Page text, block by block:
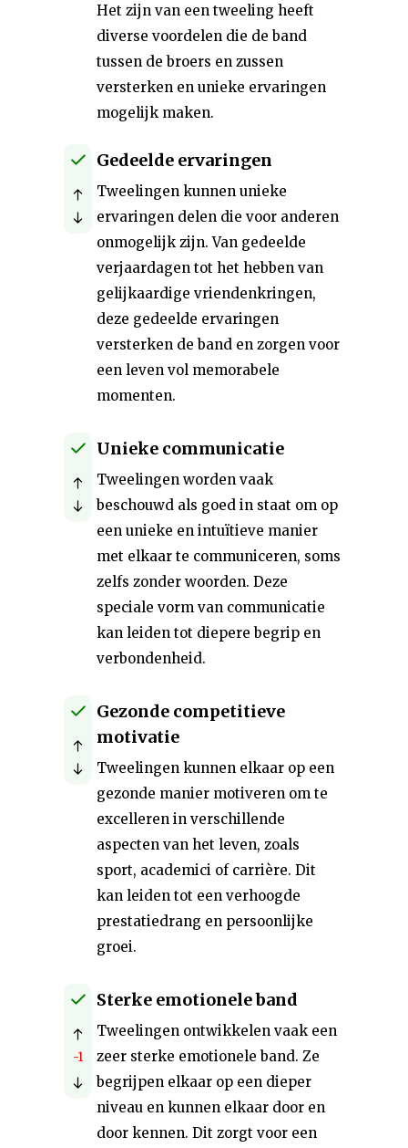
Het zijn van een tweeling heeft
diverse voordelen die de band
tussen de broers en zussen
versterken en unieke ervaringen
mogelijk maken.
Gedeelde ervaringen
Tweelingen kunnen unieke
ervaringen delen die voor anderen
onmogelijk zijn. Van gedeelde
verjaardagen tot het hebben van
gelijkaardige vriendenkringen,
deze gedeelde ervaringen
versterken de band en zorgen voor
een leven vol memorabele
momenten.
Unieke communicatie
Tweelingen worden vaak
beschouwd als goed in staat om op
een unieke en intuïtieve manier
met elkaar te communiceren, soms
zelfs zonder woorden. Deze
speciale vorm van communicatie
kan leiden tot diepere begrip en
verbondenheid.
Gezonde competitieve
motivatie
Tweelingen kunnen elkaar op een
gezonde manier motiveren om te
excelleren in verschillende
aspecten van het leven, zoals
sport, academici of carrière. Dit
kan leiden tot een verhoogde
prestatiedrang en persoonlijke
groei.
-1
Sterke emotionele band
Tweelingen ontwikkelen vaak een
zeer sterke emotionele band. Ze
begrijpen elkaar op een dieper
niveau en kunnen elkaar door en
door kennen. Dit zorgt voor een